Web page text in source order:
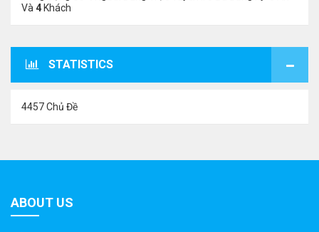
Và 4 Khách
STATISTICS
4457 Chủ Đề
ABOUT US